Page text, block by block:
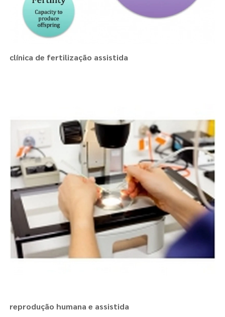
clínica de fertilização assistida
reprodução humana e assistida